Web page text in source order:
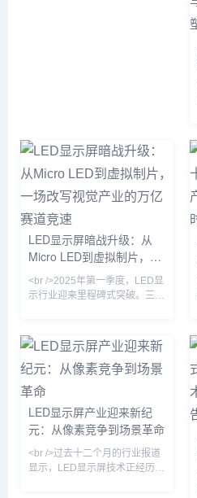
LED显示屏暗战升级：从
Micro LED到虚拟制片，一
场改写视觉产业的万亿赛道
竞速
<br />2025年第一季度，LED显
示行业迎来里程碑式突破。三
99.9%，像素间距突破P0.3极
限，而单位成本较三年前下降逾
60%。这意味着曾被视作“下一
代显示技术”的Micro LED，正以
惊人速度从实验室走向商业应
用。<br /><br />在近日落幕的
ISE 2025展会上，超过40家厂
屏及
LED显示屏产业迎来新纪
元：从像素竞争到场景革命
<br />过去十二个月的行业报道
显示，LED显示屏技术正经历一